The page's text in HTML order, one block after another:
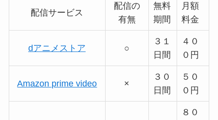
配信サービス
配信の
有無
無料
期間
月額
料金
dアニメストア ○
３１
日間
４０
０円
Amazon prime video ×
３０
日間
５０
０円
８０